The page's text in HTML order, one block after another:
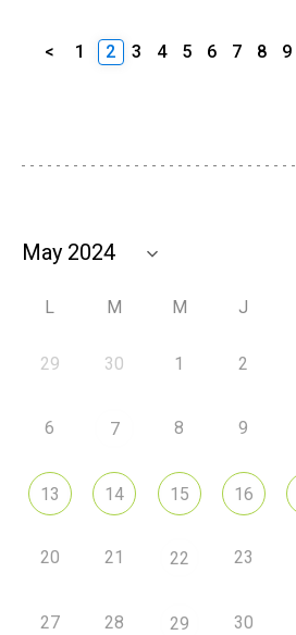
< 1 2 3 4 5 6 7 8 9
L M M J
29 30 1 2
6 7 8 9
13 14 15 16
20 21 22 23
27 28 29 30